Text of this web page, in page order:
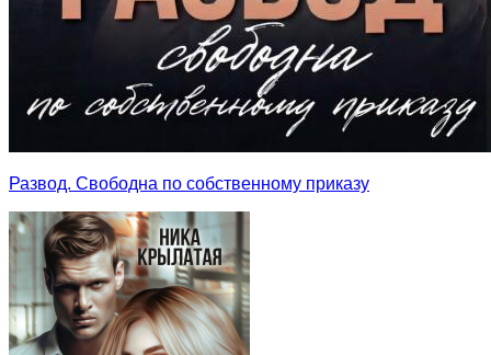
Развод. Свободна по собственному приказу